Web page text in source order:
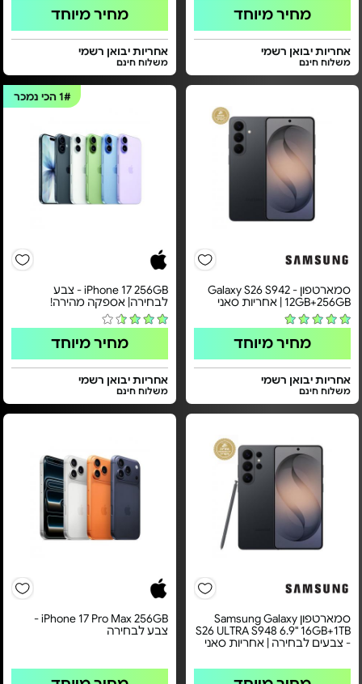
מחיר מיוחד
אחריות יבואן רשמי
משלוח חינם
מחיר מיוחד
אחריות יבואן רשמי
משלוח חינם
סמארטפון Galaxy S26 S942 -
12GB+256GB | אחריות סאני
מחיר מיוחד
אחריות יבואן רשמי
משלוח חינם
1#הכי נמכר
iPhone 17 256GB - צבע
לבחירה| אספקה מהירה!
מחיר מיוחד
אחריות יבואן רשמי
משלוח חינם
סמארטפון Samsung Galaxy
S26 ULTRA S948 6.9" 16GB+1TB
- צבעים לבחירה | אחריות סאני
iPhone 17 Pro Max 256GB -
צבע לבחירה